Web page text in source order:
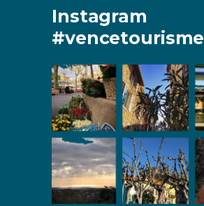
Instagram
#vencetourisme